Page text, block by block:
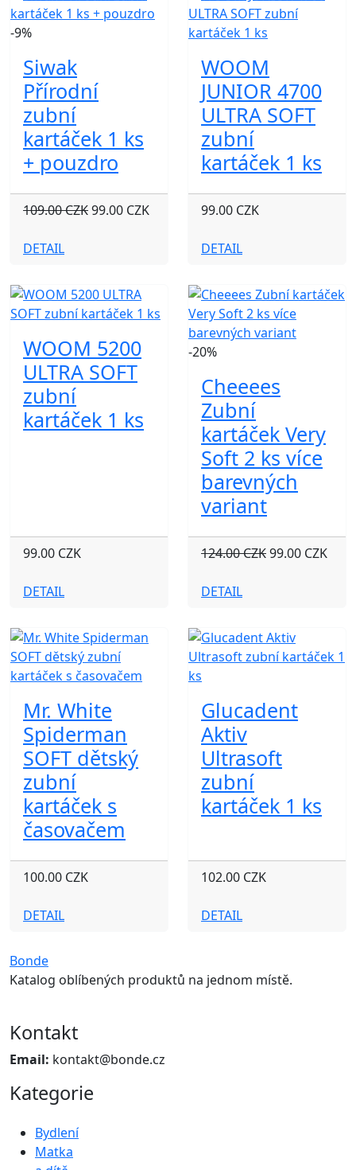
-9%
Siwak
Přírodní
zubní
kartáček 1 ks
+ pouzdro
109.00 CZK99.00 CZK
DETAIL
WOOM
JUNIOR 4700
ULTRA SOFT
zubní
kartáček 1 ks
99.00 CZK
DETAIL
WOOM 5200
ULTRA SOFT
zubní
kartáček 1 ks
99.00 CZK
DETAIL
-20%
Cheeees
Zubní
kartáček Very
Soft 2 ks více
barevných
variant
124.00 CZK99.00 CZK
DETAIL
Mr. White
Spiderman
SOFT dětský
zubní
kartáček s
časovačem
100.00 CZK
DETAIL
Glucadent
Aktiv
Ultrasoft
zubní
kartáček 1 ks
102.00 CZK
DETAIL
Bonde
Katalog oblíbených produktů na jednom místě.
Kontakt
Email: kontakt@bonde.cz
Kategorie
Bydlení
Matka